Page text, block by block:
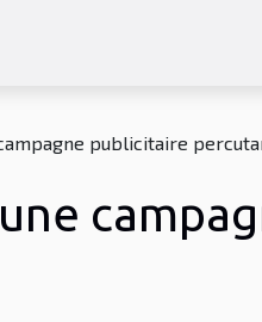
publicitaire